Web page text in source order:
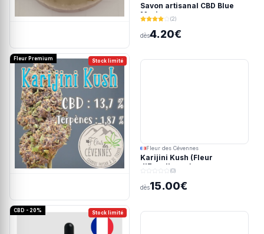
Savon artisanal CBD Blue
Meringue
(2)
dès4.20€
Stock limité
Fleur Premium
Fleur des Cévennes
Karijini Kush (Fleur
d'Excellence)
(0)
dès15.00€
Stock limité
CBD - 20%